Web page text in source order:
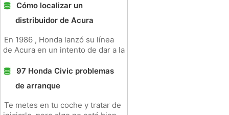
Cómo localizar un
distribuidor de Acura
En 1986 , Honda lanzó su línea
de Acura en un intento de dar a la
97 Honda Civic problemas
de arranque
Te metes en tu coche y tratar de